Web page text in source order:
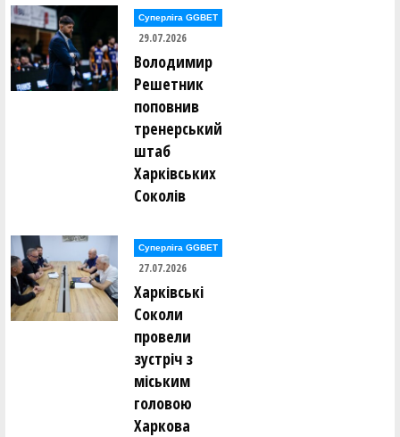
Валентин Сліпуха ()
Сергій Слободянюк ()
В'ячеслав Слюсар ()
Станіслав Смірнов ()
Віктор Соболевський ()
Антон Соловйов ()
Анна Сорокіна (Литвин) ()
Євгенія Спітковська ()
Богдан Стеценко ()
Ярослав Стецюк ()
Максим Суслов ()
Едуард Тельчаров ()
Олексій Тимощук ()
Сергій Тисленко ()
Андрій Тихонов ()
Олександр Тюрін ()
Суперліга GGBET
29.07.2026
Володимир
Решетник
поповнив
тренерський
штаб
Харківських
Соколів
Суперліга GGBET
27.07.2026
Харківські
Соколи
провели
зустріч з
міським
головою
Харкова